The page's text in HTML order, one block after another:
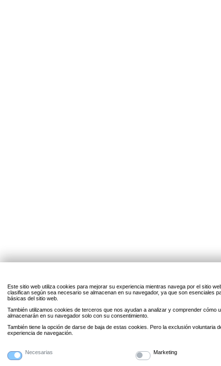
Este sitio web utiliza cookies para mejorar su experiencia mientras navega por el sitio
clasifican según sea necesario se almacenan en su navegador, ya que son esenciales
básicas del sitio web.
También utilizamos cookies de terceros que nos ayudan a analizar y comprender cómo
almacenarán en su navegador solo con su consentimiento.
También tiene la opción de darse de baja de estas cookies. Pero la exclusión voluntaria
experiencia de navegación.
Necesarias Marketing